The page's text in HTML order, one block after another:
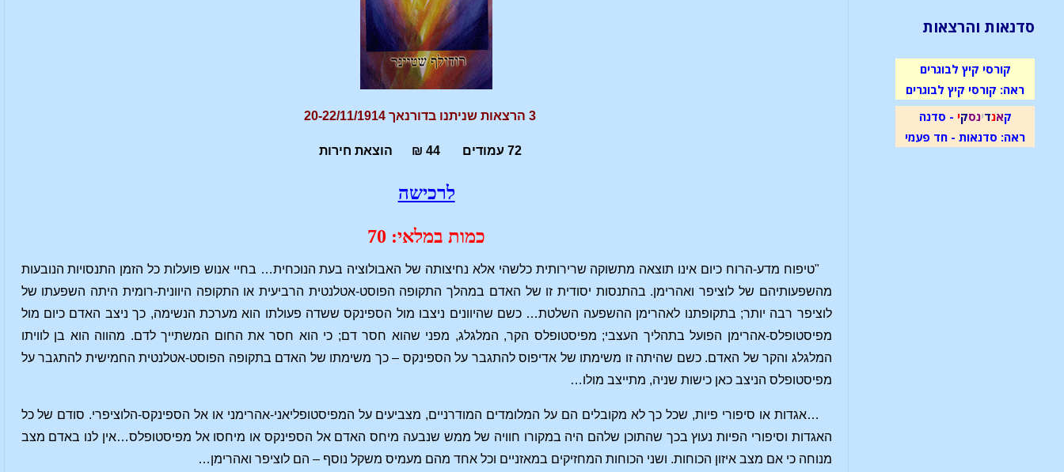
3 הרצאות שניתנו בדורנאך 20-22/11/1914
72 עמודים 44 ₪ הוצאת חירות
לרכישה
כמות במלאי: 70
"טיפוח מדע-הרוח כיום אינו תוצאה מתשוקה שרירותית כלשהי אלא נחיצותה של האבולוציה בעת הנוכחית… בחיי אנוש פועלות כל הזמן התנסויות הנובעות
מהשפעותיהם של לוציפר ואהרימן. בהתנסות יסודית זו של האדם במהלך התקופה הפוסט-אטלנטית הרביעית או התקופה היוונית-רומית היתה השפעתו של
לוציפר רבה יותר; בתקופתנו לאהרימן ההשפעה השלטת… כשם שהיוונים ניצבו מול הספינקס ששדה פעולתו הוא מערכת הנשימה, כך ניצב האדם כיום מול
מפיסטופלס-אהרימן הפועל בתהליך העצבי; מפיסטופלס הקר, המלגלג, מפני שהוא חסר דם; כי הוא חסר את החום המשתייך לדם. מהווה הוא בן לוויתו
המלגלג והקר של האדם. כשם שהיתה זו משימתו של אדיפוס להתגבר על הספינקס – כך משימתו של האדם בתקופה הפוסט-אטלנטית החמישית להתגבר על
מפיסטופלס הניצב כאן כישות שניה, מתייצב מולו…
…אגדות או סיפורי פיות, שכל כך לא מקובלים הם על המלומדים המודרניים, מצביעים על המפיסטופליאני-אהרימני או אל הספינקס-הלוציפרי. סודם של כל
האגדות וסיפורי הפיות נעוץ בכך שהתוכן שלהם היה במקורו חוויה של ממש שנבעה מיחס האדם אל הספינקס או מיחסו אל מפיסטופלס…אין לנו באדם מצב
מנוחה כי אם מצב איזון הכוחות. ושני הכוחות המחזיקים במאזניים וכל אחד מהם מעמיס משקל נוסף – הם לוציפר ואהרימן…
סדנאות והרצאות
קורסי קיץ לבוגרים
ראה: קורסי קיץ לבוגרים
קאנדינסקי - סדנה
ראה: סדנאות - חד פעמי